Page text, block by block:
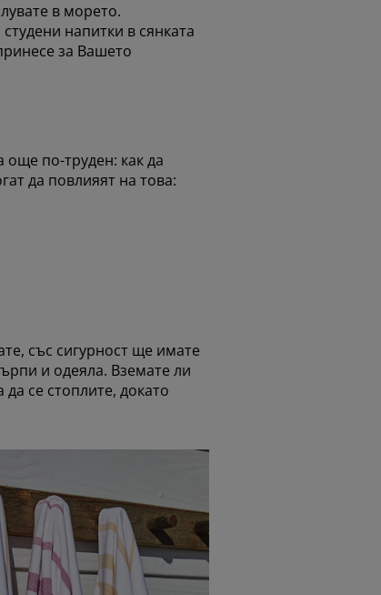
в морето.
напитки в сянката
за Вашето
по-труден: как да
да повлияят на това:
със сигурност ще имате
и одеяла. Вземате ли
се стоплите, докато